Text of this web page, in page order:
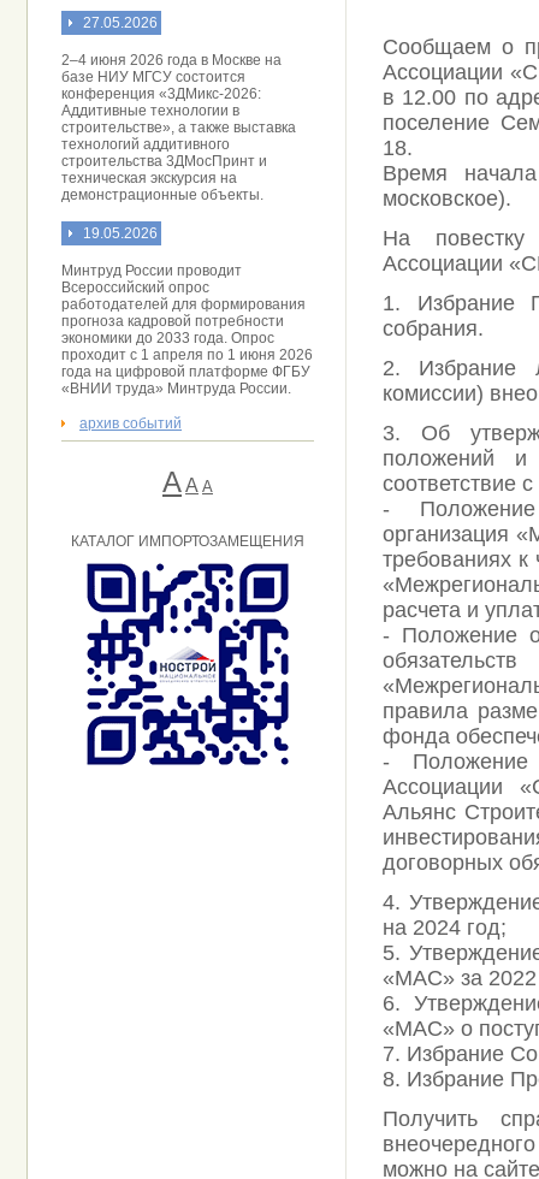
27.05.2026
2–4 июня 2026 года в Москве на
базе НИУ МГСУ состоится
конференция «3ДМикс-2026:
Аддитивные технологии в
строительстве», а также выставка
технологий аддитивного
строительства 3ДМосПринт и
техническая экскурсия на
демонстрационные объекты.
19.05.2026
Минтруд России проводит
Всероссийский опрос
работодателей для формирования
прогноза кадровой потребности
экономики до 2033 года. Опрос
проходит с 1 апреля по 1 июня 2026
года на цифровой платформе ФГБУ
«ВНИИ труда» Минтруда России.
архив событий
АA А
КАТАЛОГ ИМПОРТОЗАМЕЩЕНИЯ
Сообщаем о
Ассоциации
в 12.00 по
поселение
18.
Время
московское).
На
Ассоциации
1. Избрание
собрания.
2. Избрание
комиссии)
3. Об
положений
соответствие
- Положение
организация
требованиях
расчета и
- Положение
правила
фонда
- Положение
Ассоциации
Альянс
договорных
4.
на 2024 год;
5.
«МАС» за 2022
6.
«МАС» о
7. Избрание
8. Избрание
Получить
можно на